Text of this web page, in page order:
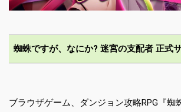
蜘蛛ですが、なにか? 迷宮の支配者 正式
ブラウザゲーム、ダンジョン攻略RPG『蜘